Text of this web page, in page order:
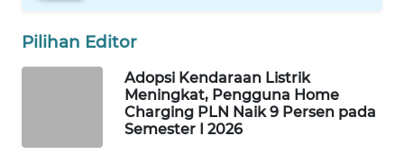
Pilihan Editor
Adopsi Kendaraan Listrik
Meningkat, Pengguna Home
Charging PLN Naik 9 Persen pada
Semester I 2026
ID
NET